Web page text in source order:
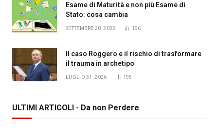
Esame di Maturità e non più Esame di
Stato: cosa cambia
SETTEMBRE 20, 2025 196
Il caso Roggero e il rischio di trasformare
il trauma in archetipo
LUGLIO 31, 2026 195
ULTIMI ARTICOLI - Da non Perdere